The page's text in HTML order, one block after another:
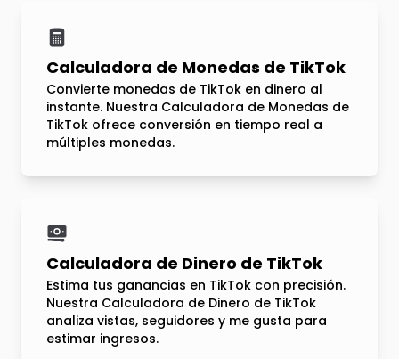
Calculadora de Monedas de TikTok
Convierte monedas de TikTok en dinero al
instante. Nuestra Calculadora de Monedas de
TikTok ofrece conversión en tiempo real a
múltiples monedas.
Calculadora de Dinero de TikTok
Estima tus ganancias en TikTok con precisión.
Nuestra Calculadora de Dinero de TikTok
analiza vistas, seguidores y me gusta para
estimar ingresos.